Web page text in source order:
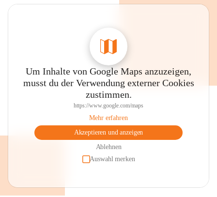
Um Inhalte von Google Maps anzuzeigen,
musst du der Verwendung externer Cookies
zustimmen.
https://www.google.com/maps
Mehr erfahren
Akzeptieren und anzeigen
Ablehnen
Auswahl merken